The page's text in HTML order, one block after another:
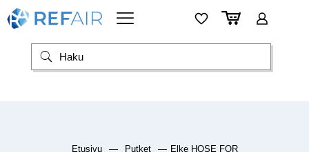
Etusivu — Putket — Elke HOSE FOR